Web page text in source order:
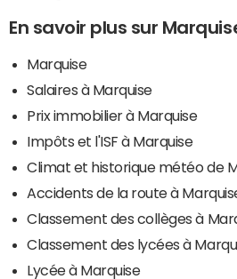
En savoir plus sur
Marquise
Salaires à Marquise
Prix immobilier à Marquise
Impôts et l'ISF à Marquise
Climat et historique météo de
Accidents de la route à
Classement des collèges à
Classement des lycées à
Lycée à Marquise